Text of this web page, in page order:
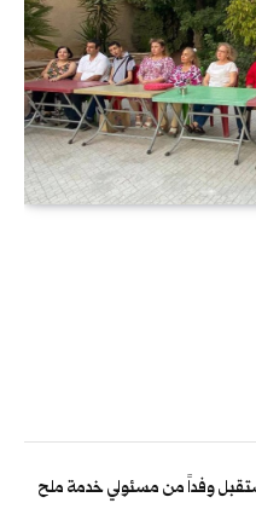
وفداً من مسئولي خدمة ملح